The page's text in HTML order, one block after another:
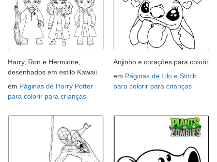
Harry, Ron e Hermione,
desenhados em estilo Kawaii
em Páginas de Harry Potter
para colorir para crianças
Anjinho e corações para colorir
em Páginas de Lilo e Stitch
para colorir para crianças